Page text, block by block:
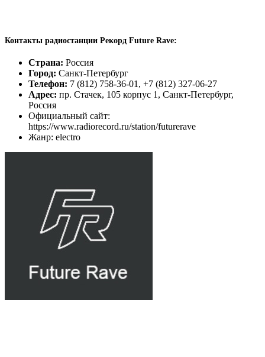
Контакты радиостанции Рекорд Future Rave:
Страна: Россия
Город: Санкт-Петербург
Телефон: 7 (812) 758-36-01, +7 (812) 327-06-27
Адрес: пр. Стачек, 105 корпус 1, Санкт-Петербург,
Россия
Официальный сайт:
https://www.radiorecord.ru/station/futurerave
Жанр: electro